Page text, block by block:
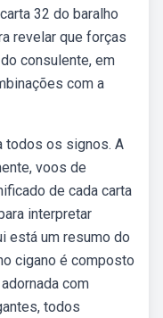
32 do baralho
revelar que forças
consulente, em
com a
todos os signos. A
voos de
de cada carta
interpretar
está um resumo do
cigano é composto
com
todos